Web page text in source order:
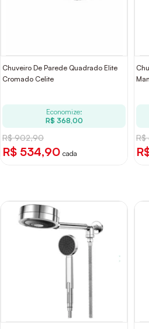
Chuveiro De Parede Quadrado Elite
Cromado Celite
Economize:
R$ 368,00
R$ 902,90
R$ 534,90 cada